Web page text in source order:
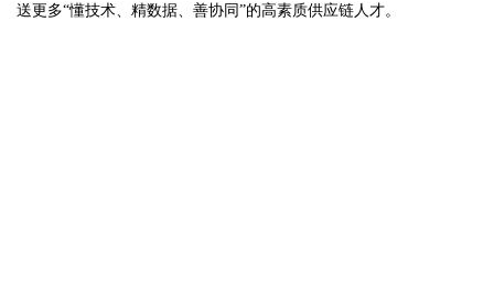
送更多“懂技术、精数据、善协同”的高素质供应链人才。